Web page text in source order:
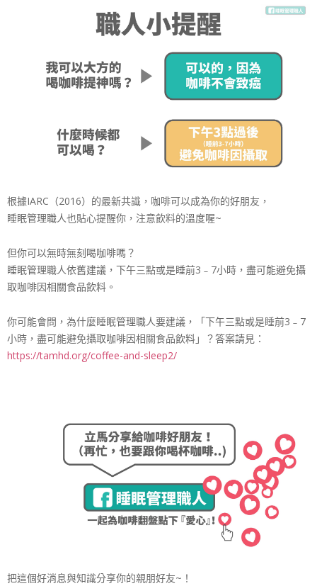
根據IARC（2016）的最新共識，咖啡可以成為你的好朋友，
睡眠管理職人也貼心提醒你，注意飲料的溫度喔~
但你可以無時無刻喝咖啡嗎？
睡眠管理職人依舊建議，下午三點或是睡前3﹣7小時，盡可能避免攝
取咖啡因相關食品飲料。
你可能會問，為什麼睡眠管理職人要建議，「下午三點或是睡前3﹣7
小時，盡可能避免攝取咖啡因相關食品飲料」？答案請見：
https://tamhd.org/coffee-and-sleep2/
把這個好消息與知識分享你的親朋好友~！